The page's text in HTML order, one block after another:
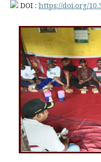
DOI : https://doi.org/